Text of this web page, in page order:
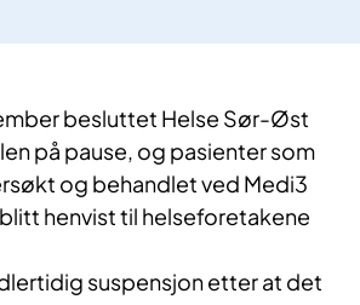
besluttet Helse Sør-Øst
på pause, og pasienter som
og behandlet ved Medi3
henvist til helseforetakene
suspensjon etter at det